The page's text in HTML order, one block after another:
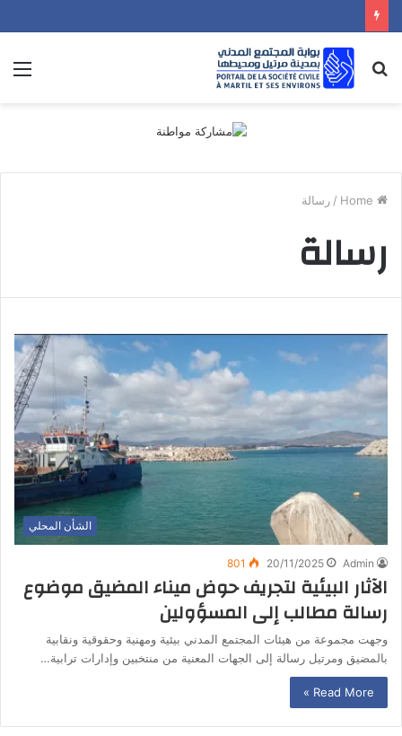
Search
for
/ رسالة
رسالة
الشأن المحلي
Admin
20/11/2025
801
الآثار البيئية لتجريف حوض ميناء المضيق موضوع
رسالة مطالب إلى المسؤولين
وجهت مجموعة من هيئات المجتمع المدني بيئية ومهنية وحقوقية ونقابية
بالمضيق ومرتيل رسالة إلى الجهات المعنية من منتخبين وإدارات ترابية…
Read More »